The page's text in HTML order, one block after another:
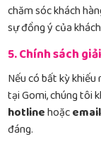
chăm sóc khách
sự đồng ý của
5. Chính sách
Nếu có bất kỳ
tại Gomi, chúng tôi
hotlinehoặcemail
đáng.